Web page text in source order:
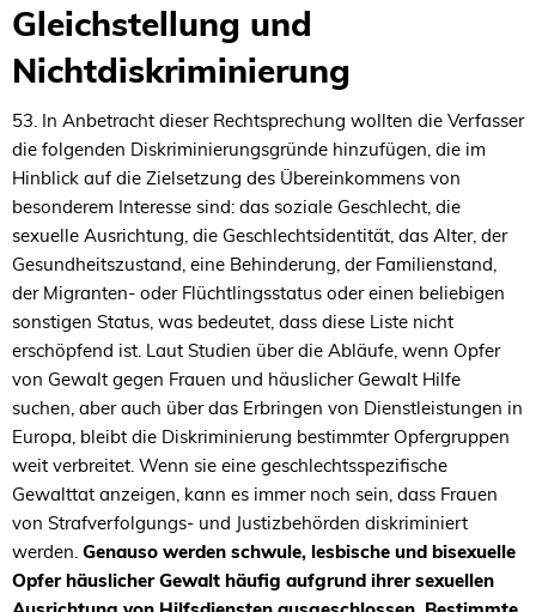
Gleichstellung und
Nichtdiskriminierung
53. In Anbetracht dieser Rechtsprechung wollten die Verfasser
die folgenden Diskriminierungsgründe hinzufügen, die im
Hinblick auf die Zielsetzung des Übereinkommens von
besonderem Interesse sind: das soziale Geschlecht, die
sexuelle Ausrichtung, die Geschlechtsidentität, das Alter, der
Gesundheitszustand, eine Behinderung, der Familienstand,
der Migranten- oder Flüchtlingsstatus oder einen beliebigen
sonstigen Status, was bedeutet, dass diese Liste nicht
erschöpfend ist. Laut Studien über die Abläufe, wenn Opfer
von Gewalt gegen Frauen und häuslicher Gewalt Hilfe
suchen, aber auch über das Erbringen von Dienstleistungen in
Europa, bleibt die Diskriminierung bestimmter Opfergruppen
weit verbreitet. Wenn sie eine geschlechtsspezifische
Gewalttat anzeigen, kann es immer noch sein, dass Frauen
von Strafverfolgungs- und Justizbehörden diskriminiert
werden. Genauso werden schwule, lesbische und bisexuelle
Opfer häuslicher Gewalt häufig aufgrund ihrer sexuellen